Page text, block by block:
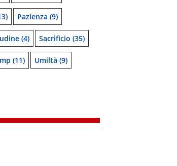
Pazienza (9)
(4) Sacrificio (35)
(11) Umiltà (9)